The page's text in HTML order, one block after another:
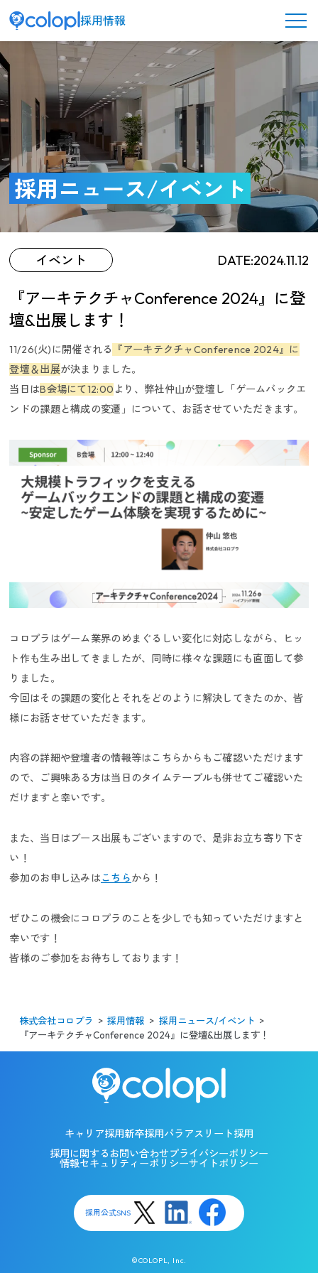
採用情報
メ
ニ
ュ
タ
ン
キャリア採用
新卒採用
コロプラを知る
働く環境／制度
インターンシップ
採用ニュース/イベント
イベント DATE:2024.11.12
『アーキテクチャConference 2024』に登
壇&出展します！
11/26(火)に開催される
『アーキテクチャConference 2024』に
登壇＆出展が決まりました。
当日はB会場にて12:00 より、弊社仲山が登壇し「ゲームバックエ
ンドの課題と構成の変遷」について、お話させていただきます。
コロプラはゲーム業界のめまぐるしい変化に対応しながら、ヒッ
ト作も生み出してきましたが、同時に様々な課題にも直面して参
りました。
今回はその課題の変化とそれをどのように解決してきたのか、皆
様にお話させていただきます。
内容の詳細や登壇者の情報等はこちらからもご確認いただけます
ので、ご興味ある方は当日のタイムテーブルも併せてご確認いた
だけますと幸いです。
また、当日はブース出展もございますので、是非お立ち寄り下さ
い！
参加のお申し込みはこちらから！
ぜひこの機会にコロプラのことを少しでも知っていただけますと
幸いです！
皆様のご参加をお待ちしております！
株式会社コロプラ 採用情報
採用ニュース/イベント
『アーキテクチャConference 2024』に登壇&出展します！
キャリア採用新卒採用パラアスリート採用
採用に関するお問い合わせプライバシーポリシー
情報セキュリティーポリシーサイトポリシー
採用公式SNS
©COLOPL, Inc.